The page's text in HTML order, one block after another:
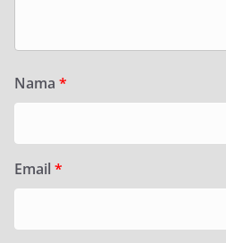
Nama *
Email *